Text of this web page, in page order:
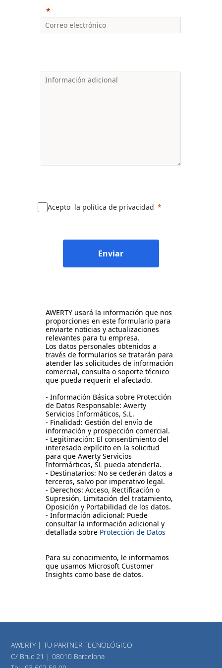
Acepto la política de privacidad
Enviar
AWERTY usará la información que nos
proporciones en este formulario para
enviarte noticias y actualizaciones
relevantes para tu empresa.
Los datos personales obtenidos a
través de formularios se tratarán para
atender las solicitudes de información
comercial, consulta o soporte técnico
que pueda requerir el afectado.
- Información Básica sobre Protección
de Datos Responsable: Awerty
Servicios Informáticos, S.L.
- Finalidad: Gestión del envío de
información y prospección comercial.
- Legitimación: El consentimiento del
interesado explícito en la solicitud
para que Awerty Servicios
Informárticos, SL pueda atenderla.
- Destinatarios: No se cederán datos a
terceros, salvo por imperativo legal.
- Derechos: Acceso, Rectificación o
Supresión, Limitación del tratamiento,
Oposición y Portabilidad de los datos.
- Información adicional: Puede
consultar la información adicional y
detallada sobre Protección de Datos
Para su conocimiento, le informamos
que usamos Microsoft Customer
Insights como base de datos.
AWERTY | TU PARTNER TECNOLÓGICO
C/ Bruc 21 | 08010 Barcelona